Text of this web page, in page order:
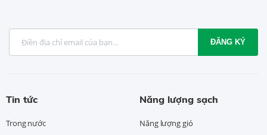
ĐĂNG KÝ
Tin tức
Trong nước
Năng lượng sạch
Năng lượng gió